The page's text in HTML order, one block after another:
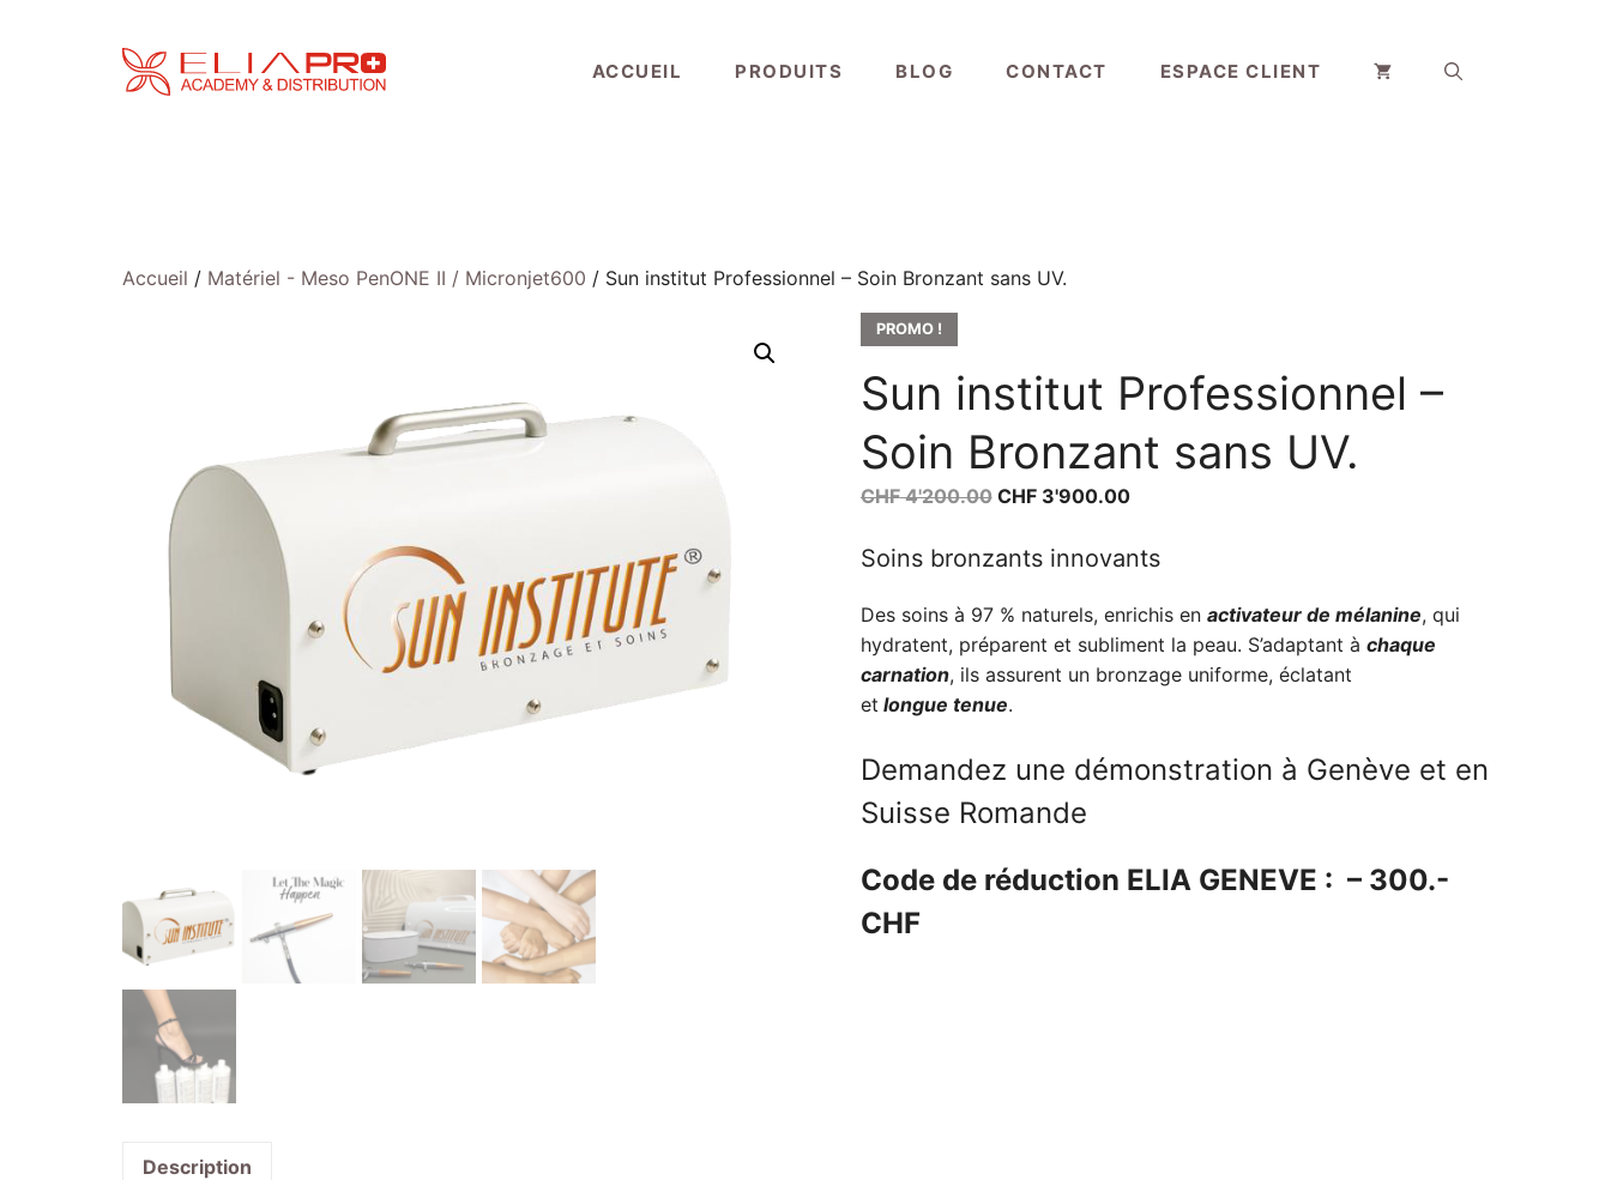
ACCUEIL PRODUITS BLOG CONTACT ESPACE CLIENT
Accueil / Matériel - Meso PenONE II / Micronjet600 / Sun institut Professionnel – Soin Bronzant sans UV.
PROMO !
Sun institut Professionnel –
Soin Bronzant sans UV.
CHF4'200.00 Le
initial
CHF 4'200.00.
CHF3'900.00Le
actuel
CHF 3'900.00.
Soins bronzants innovants
Des soins à 97 % naturels, enrichis en activateur de mélanine, qui
hydratent, préparent et subliment la peau. S’adaptant à chaque
carnation, ils assurent un bronzage uniforme, éclatant
et longue tenue.
Demandez une démonstration à Genève et en
Suisse Romande
Code de réduction ELIA GENEVE : – 300.-
CHF
Description